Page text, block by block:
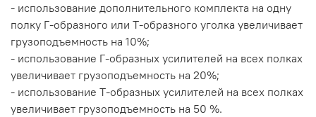
- использование дополнительного комплекта на одну
полку Г-образного или Т-образного уголка увеличивает
грузоподъемность на 10%;
- использование Г-образных усилителей на всех полках
увеличивает грузоподъемность на 20%;
- использование Т-образных усилителей на всех полках
увеличивает грузоподъемность на 50 %.